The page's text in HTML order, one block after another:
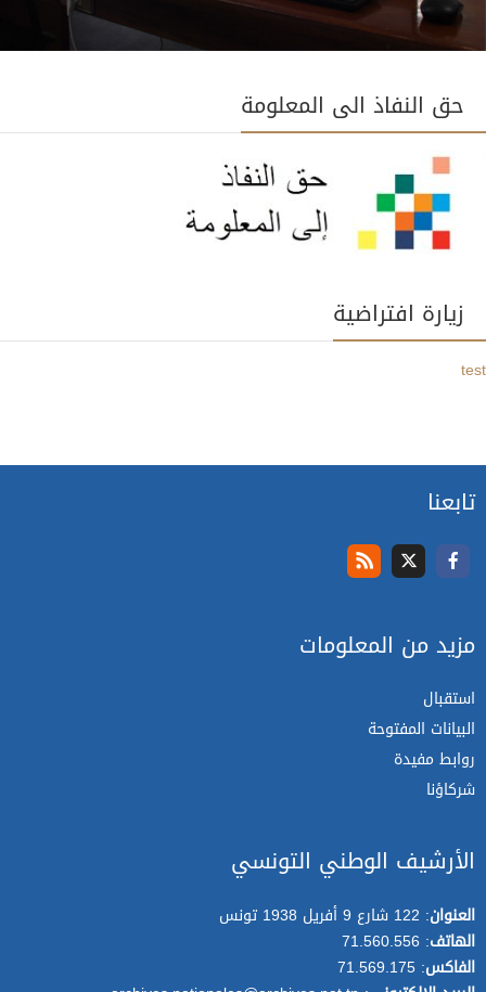
حق النفاذ الى المعلومة
زيارة افتراضية
test
تابعنا
مزيد من المعلومات
استقبال
البيانات المفتوحة
روابط مفيدة
شركاؤنا
الأرشيف الوطني التونسي
العنوان: 122 شارع 9 أفريل 1938 تونس
الهاتف: 71.560.556
الفاكس: 71.569.175